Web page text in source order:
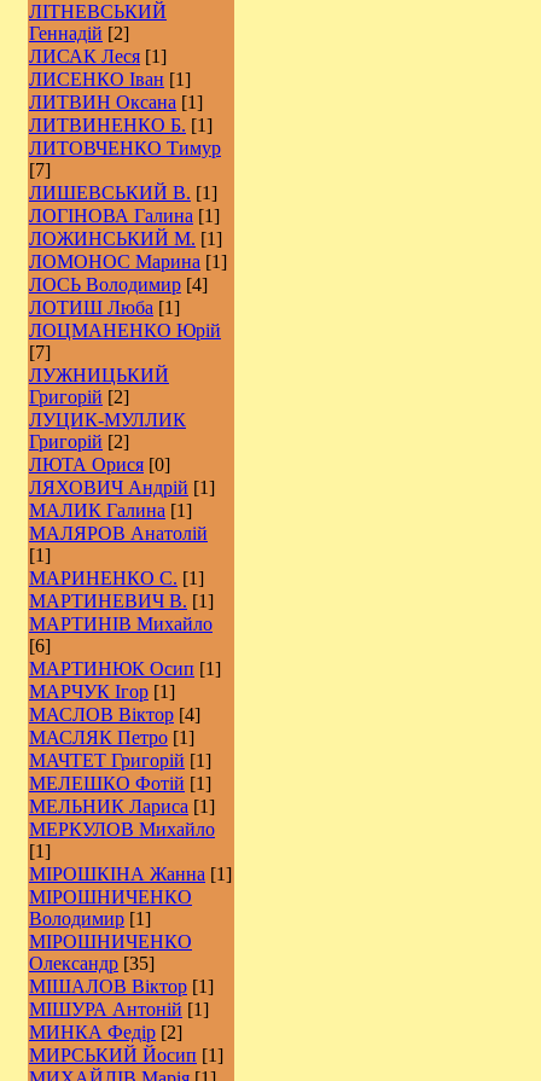
ЛІТНЕВСЬКИЙ
Геннадій [2]
ЛИСАК Леся [1]
ЛИСЕНКО Іван [1]
ЛИТВИН Оксана [1]
ЛИТВИНЕНКО Б. [1]
ЛИТОВЧЕНКО Тимур
[7]
ЛИШЕВСЬКИЙ В. [1]
ЛОГІНОВА Галина [1]
ЛОЖИНСЬКИЙ М. [1]
ЛОМОНОС Марина [1]
ЛОСЬ Володимир [4]
ЛОТИШ Люба [1]
ЛОЦМАНЕНКО Юрій
[7]
ЛУЖНИЦЬКИЙ
Григорій [2]
ЛУЦИК-МУЛЛИК
Григорій [2]
ЛЮТА Орися [0]
ЛЯХОВИЧ Андрій [1]
МАЛИК Галина [1]
МАЛЯРОВ Анатолій
[1]
МАРИНЕНКО С. [1]
МАРТИНЕВИЧ В. [1]
МАРТИНІВ Михайло
[6]
МАРТИНЮК Осип [1]
МАРЧУК Ігор [1]
МАСЛОВ Віктор [4]
МАСЛЯК Петро [1]
МАЧТЕТ Григорій [1]
МЕЛЕШКО Фотій [1]
МЕЛЬНИК Лариса [1]
МЕРКУЛОВ Михайло
[1]
МІРОШКІНА Жанна [1]
МІРОШНИЧЕНКО
Володимир [1]
МІРОШНИЧЕНКО
Олександр [35]
МІШАЛОВ Віктор [1]
МІШУРА Антоній [1]
МИНКА Федір [2]
МИРСЬКИЙ Йосип [1]